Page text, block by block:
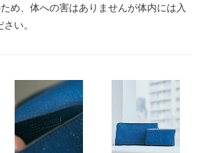
め、体への害はありませんが体内には入
い。